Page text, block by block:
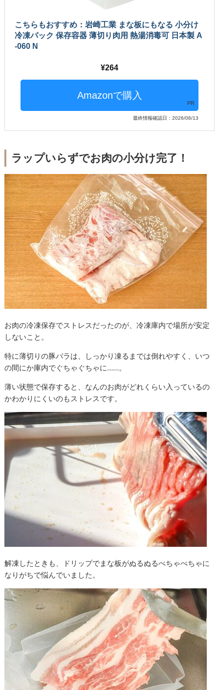
こちらもおすすめ：岩崎工業 まな板にもなる 小分け
冷凍パック 保存容器 薄切り肉用 熱湯消毒可 日本製 A
-060 N
264
PR
最終情報確認日：2026/06/13
ラップいらずでお肉の小分け完了！
お肉の冷凍保存でストレスだったのが、冷凍庫内で場所が安定
しないこと。
特に薄切りの豚バラは、しっかり凍るまでは倒れやすく、いつ
の間にか庫内でぐちゃぐちゃに……。
薄い状態で保存すると、なんのお肉がどれくらい入っているの
かわかりにくいのもストレスです。
解凍したときも、ドリップでまな板がぬるぬるべちゃべちゃに
なりがちで悩んでいました。